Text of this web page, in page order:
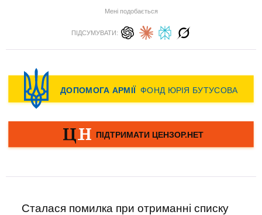
Мені подобається
ПІДСУМУВАТИ:
Сталася помилка при отриманні списку